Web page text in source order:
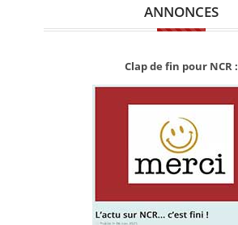
ANNONCES
Clap de fin pour NCR :